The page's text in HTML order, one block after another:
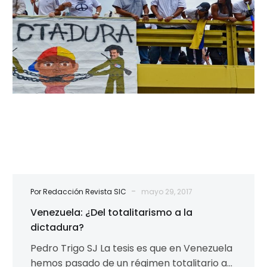
dictadura?
Por Redacción Revista SIC - mayo 29, 2017
Venezuela: ¿Del totalitarismo a la
dictadura?
Pedro Trigo SJ La tesis es que en Venezuela
hemos pasado de un régimen totalitario a